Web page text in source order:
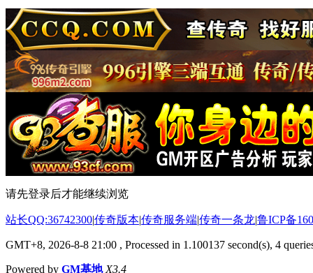
请先登录后才能继续浏览
站长QQ:36742300|传奇版本|传奇服务端|传奇一条龙|鲁ICP备
GMT+8, 2026-8-8 21:00 , Processed in 1.100137 second(s), 4
Powered by GM基地 X3.4